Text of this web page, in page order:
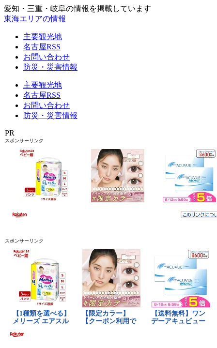
愛知・三重・岐阜の情報を掲載しています
東海エリアの情報
主要観光地
名古屋RSS
お問い合わせ
防災・災害情報
主要観光地
名古屋RSS
お問い合わせ
防災・災害情報
PR
スポンサーリンク
スポンサーリンク